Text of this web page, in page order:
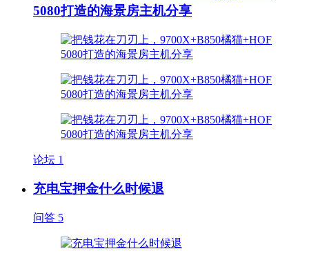
5080打造的海景房主机分享
论坛 1
充电宝押金什么时候退
问答 5